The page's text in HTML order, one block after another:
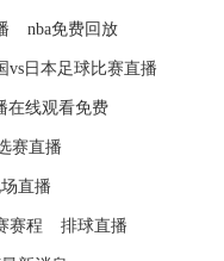
nba免费回放
vs日本足球比赛直播
在线观看免费
赛直播
直播
赛程 排球直播